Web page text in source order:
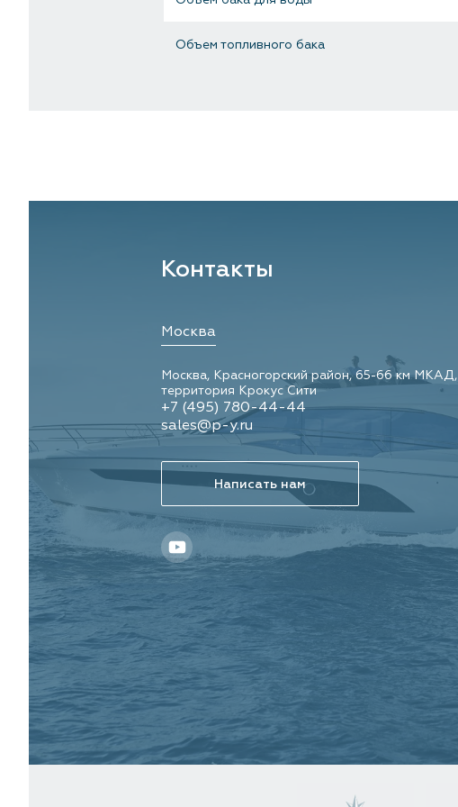
Объем топливного бака
Контакты
Москва
Москва, Красногорский район, 65-66 км МКАД,
территория Крокус Сити
+7 (495) 780-44-44
sales@p-y.ru
Написать нам